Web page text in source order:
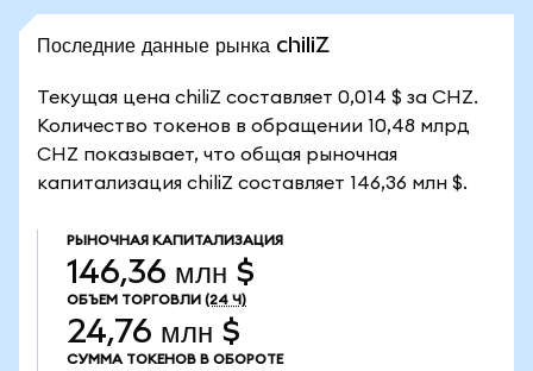
Последние данные рынка chiliZ
Текущая цена chiliZ составляет 0,014 $ за CHZ.
Количество токенов в обращении 10,48 млрд
CHZ показывает, что общая рыночная
капитализация chiliZ составляет 146,36 млн $.
РЫНОЧНАЯ КАПИТАЛИЗАЦИЯ
146,36 млн $
ОБЪЕМ ТОРГОВЛИ (24 Ч)
24,76 млн $
СУММА ТОКЕНОВ В ОБОРОТЕ